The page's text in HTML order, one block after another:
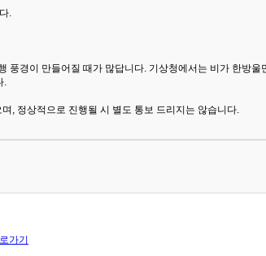
.
풍경이 만들어질 때가 많답니다. 기상청에서는 비가 한방울
.
, 정상적으로 진행될 시 별도 통보 드리지는 않습니다.
가기